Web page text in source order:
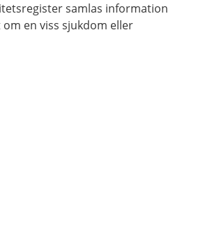
samlas information
en viss sjukdom eller